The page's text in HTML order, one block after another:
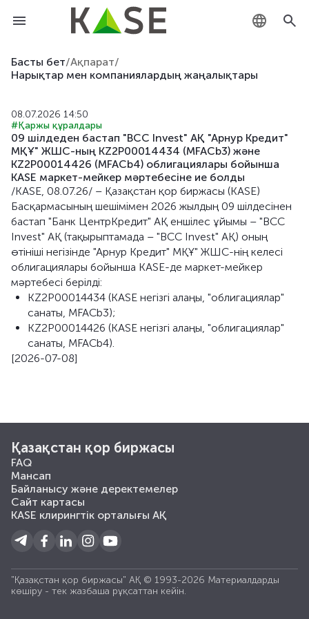
Басты бет/Ақпарат/
Нарықтар мен компаниялардың жаңалықтары
08.07.2026 14:50
#Қаржы құралдары
09 шілдеден бастап "BCC Invest" АҚ "Арнур Кредит"
МҚҰ" ЖШС-ның KZ2P00014434 (MFACb3) және
KZ2P00014426 (MFACb4) облигациялары бойынша
KASE маркет-мейкер мәртебесіне ие болды
/KASE, 08.07.26/ – Қазақстан қор биржасы (KASE)
Басқармасының шешімімен 2026 жылдың 09 шілдесінен
бастап "Банк ЦентрКредит" АҚ еншілес ұйымы – "BCC
Invest" АҚ (тақырыптамада – "BCC Invest" АҚ) оның
өтініші негізінде "Арнур Кредит" МҚҰ" ЖШС-нің келесі
облигациялары бойынша KASE-де маркет-мейкер
мәртебесі берілді:
KZ2P00014434 (KASE негізгі алаңы, "облигациялар"
санаты, MFACb3);
KZ2P00014426 (KASE негізгі алаңы, "облигациялар"
санаты, MFACb4).
[2026-07-08]
Қазақстан қор биржасы
FAQ
Мансап
Байланысу және деректемелер
Сайт картасы
KASE клирингтік орталығы АҚ
"Қазақстан қор биржасы" АҚ © 1993-2026 Материалдарды
көшiру - тек жазбаша рұқсаттан кейiн.